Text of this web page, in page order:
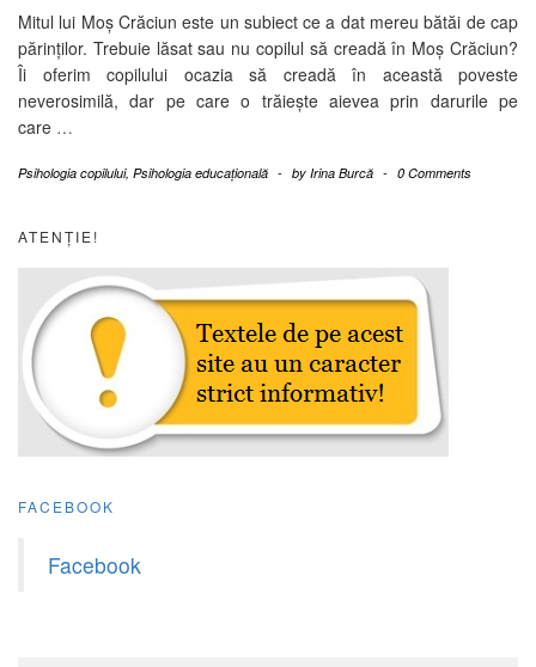
Mitul lui Moș Crăciun este un subiect ce a dat mereu bătăi de cap
părinților. Trebuie lăsat sau nu copilul să creadă în Moș Crăciun?
Îi oferim copilului ocazia să creadă în această poveste
neverosimilă, dar pe care o trăiește aievea prin darurile pe
care …
Psihologia copilului, Psihologia educațională - by Irina Burcă - 0 Comments
ATENȚIE!
FACEBOOK
Facebook